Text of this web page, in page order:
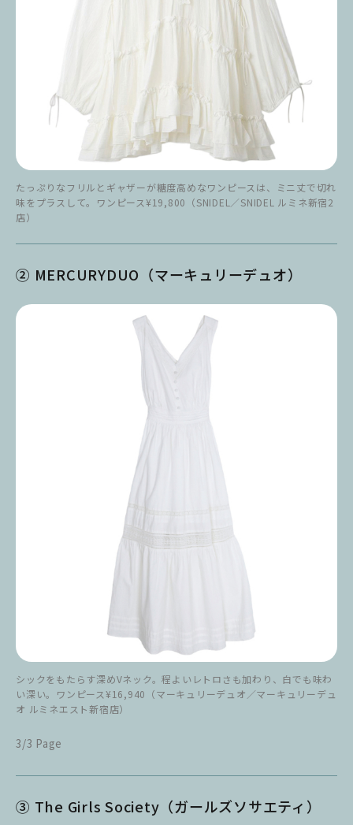
たっぷりなフリルとギャザーが糖度高めなワンピースは、ミニ丈で切れ
味をプラスして。ワンピース¥19,800（SNIDEL／SNIDEL ルミネ新宿2
店）
② MERCURYDUO（マーキュリーデュオ）
シックをもたらす深めVネック。程よいレトロさも加わり、白でも味わ
い深い。ワンピース¥16,940（マーキュリーデュオ／マーキュリーデュ
オ ルミネエスト新宿店）
3/3 Page
③ The Girls Society（ガールズソサエティ）